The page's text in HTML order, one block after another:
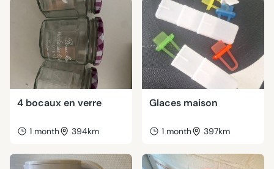
4 bocaux en verre
1 month 394km
Glaces maison
1 month 397km